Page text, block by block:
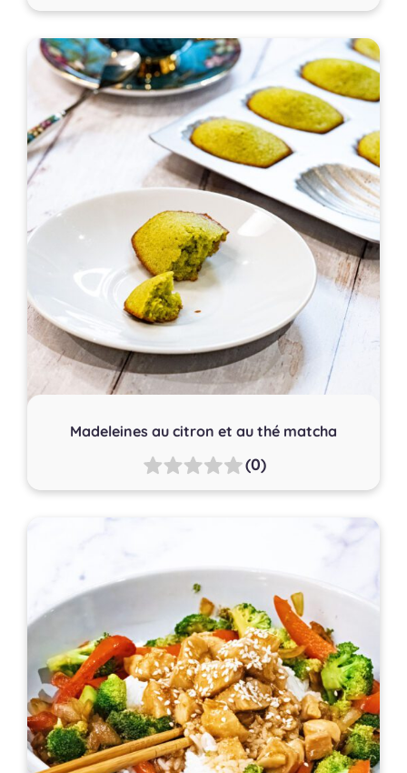
Madeleines au citron et au thé matcha
(0)